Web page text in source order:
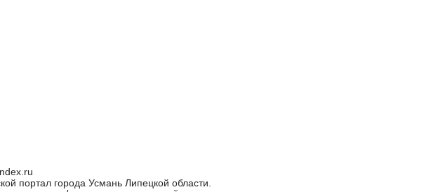
портал города Усмань Липецкой области.